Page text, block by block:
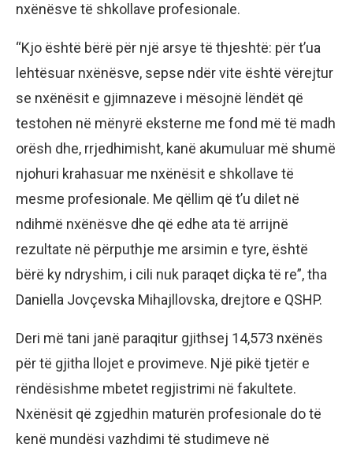
nxënësve të shkollave profesionale.
“Kjo është bërë për një arsye të thjeshtë: për t’ua
lehtësuar nxënësve, sepse ndër vite është vërejtur
se nxënësit e gjimnazeve i mësojnë lëndët që
testohen në mënyrë eksterne me fond më të madh
orësh dhe, rrjedhimisht, kanë akumuluar më shumë
njohuri krahasuar me nxënësit e shkollave të
mesme profesionale. Me qëllim që t’u dilet në
ndihmë nxënësve dhe që edhe ata të arrijnë
rezultate në përputhje me arsimin e tyre, është
bërë ky ndryshim, i cili nuk paraqet diçka të re”, tha
Daniella Jovçevska Mihajllovska, drejtore e QSHP.
Deri më tani janë paraqitur gjithsej 14,573 nxënës
për të gjitha llojet e provimeve. Një pikë tjetër e
rëndësishme mbetet regjistrimi në fakultete.
Nxënësit që zgjedhin maturën profesionale do të
kenë mundësi vazhdimi të studimeve në